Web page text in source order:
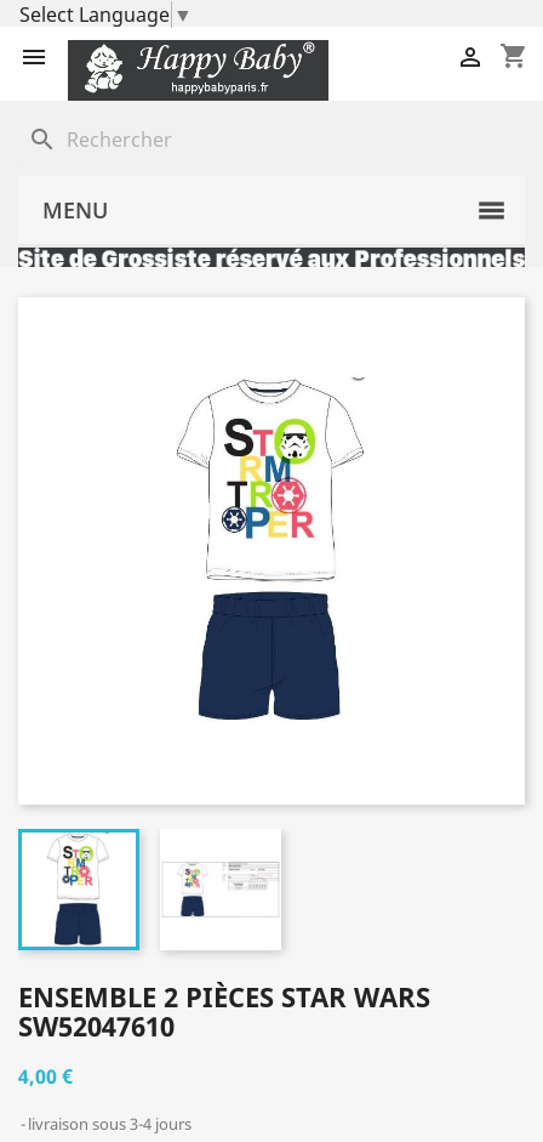
Select Language ▼
 shopping_cart

search
MENU
ENSEMBLE 2 PIÈCES STAR WARS
SW52047610
4,00 €
livraison sous 3-4 jours